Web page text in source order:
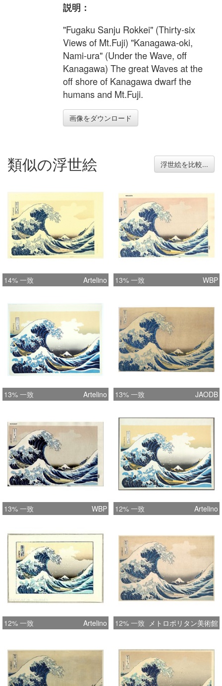
説明：
"Fugaku Sanju Rokkei" (Thirty-six
Views of Mt.Fuji) "Kanagawa-oki,
Nami-ura" (Under the Wave, off
Kanagawa) The great Waves at the
off shore of Kanagawa dwarf the
humans and Mt.Fuji.
画像をダウンロード
類似の浮世絵 浮世絵を比較...
14% 一致 Artelino 13% 一致 WBP
13% 一致 Artelino 13% 一致 JAODB
13% 一致 WBP 12% 一致 Artelino
12% 一致 Artelino 12% 一致 メトロポリタン美術館